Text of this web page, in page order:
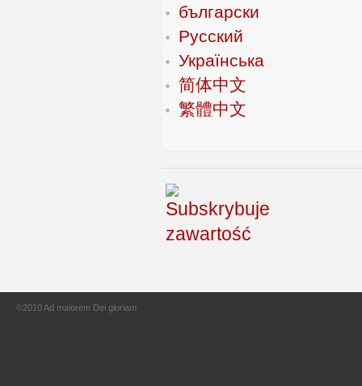
български
Русский
Українська
简体中文
繁體中文
©2010 Ad maiorem Dei gloriam